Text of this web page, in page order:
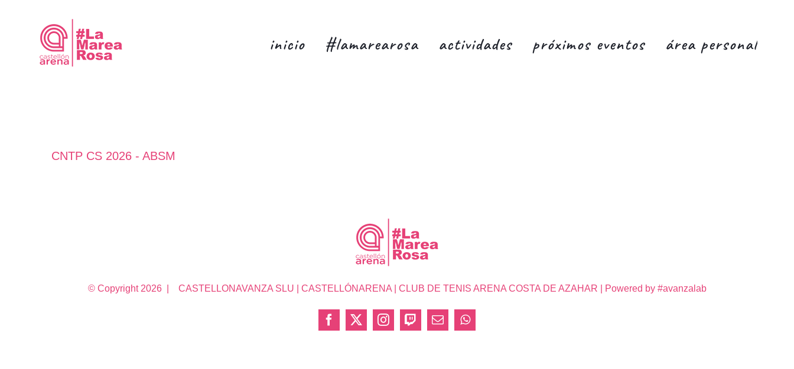
contenido
inicio #lamarearosa actividades próximos eventos área personal
CNTP CS 2026 - ABSM
© Copyright 2026 | CASTELLONAVANZA SLU | CASTELLÓNARENA | CLUB DE TENIS ARENA COSTA DE AZAHAR | Powered by #avanzalab
Facebook
X InstagramTwitchCorreoWhatsApp